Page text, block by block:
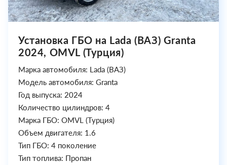
Установка ГБО на Lada (ВАЗ) Granta
2024, OMVL (Турция)
Марка автомобиля: Lada (ВАЗ)
Модель автомобиля: Granta
Год выпуска: 2024
Количество цилиндров: 4
Марка ГБО: OMVL (Турция)
Объем двигателя: 1.6
Тип ГБО: 4 поколение
Тип топлива: Пропан